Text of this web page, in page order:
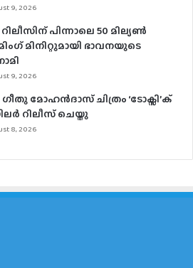
9, 2026
റിലീസിന് പിന്നാലെ 50 മില്യൺ
മിനിറ്റുമായി ഭാവനയുടെ
9, 2026
മോഹൻദാസ് ചിത്രം ‘ടോക്സി’ക്
റിലീസ് ചെയ്തു
8, 2026